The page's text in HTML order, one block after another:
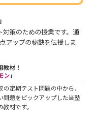
策のための授業です。通
アップの秘訣を伝授しま
教材！
ン」
の定期テスト問題の中から、
問題をピックアップした当塾
材です。